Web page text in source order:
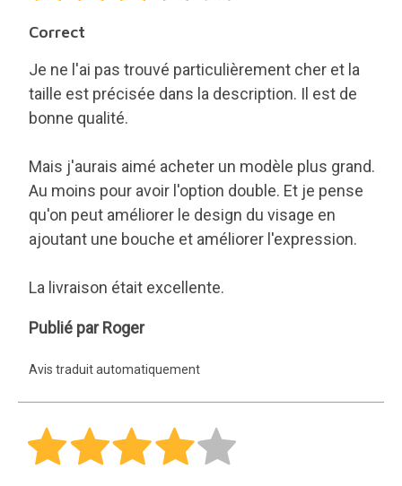
Correct
Je ne l'ai pas trouvé particulièrement cher et la
taille est précisée dans la description. Il est de
bonne qualité.
Mais j'aurais aimé acheter un modèle plus grand.
Au moins pour avoir l'option double. Et je pense
qu'on peut améliorer le design du visage en
ajoutant une bouche et améliorer l'expression.
La livraison était excellente.
Roger
Publié par Roger
Avis traduit automatiquement